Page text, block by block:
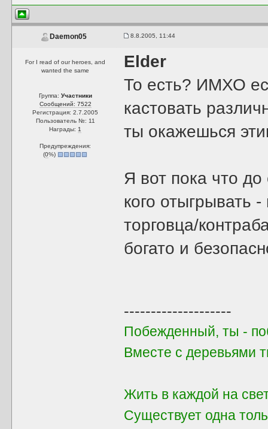
Daemon05 8.8.2005, 11:44
For I read of our heroes, and
wanted the same
Группа: Участники
Сообщений: 7522
Регистрация: 2.7.2005
Пользователь №: 11
Награды: 1
Предупреждения:
(0%)
Elder
То есть? ИМХО
кастовать
ты окажешься
Я вот пока что
кого отыгрывать
торговца/
богато и
--------------------
Побежденный, ты -
Вместе с деревьями
Жить в каждой на
Существует одна